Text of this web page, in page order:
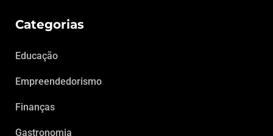
Categorias
Educação
Empreendedorismo
Finanças
Gastronomia